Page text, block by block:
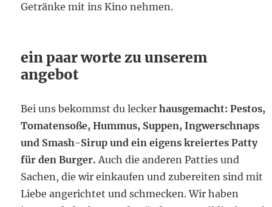
Getränke mit ins Kino nehmen.
ein paar worte zu unserem
angebot
Bei uns bekommst du leckerhausgemacht: Pestos,
Tomatensoße, Hummus, Suppen, Ingwerschnaps
und Smash-Sirup und ein eigens kreiertes Patty
für den Burger. Auch die anderen Patties und
Sachen, die wir einkaufen und zubereiten sind mit
Liebe angerichtet und schmecken. Wir haben